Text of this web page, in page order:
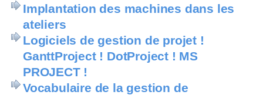
Implantation des machines dans les
ateliers
Logiciels de gestion de projet !
GanttProject ! DotProject ! MS
PROJECT !
Vocabulaire de la gestion de